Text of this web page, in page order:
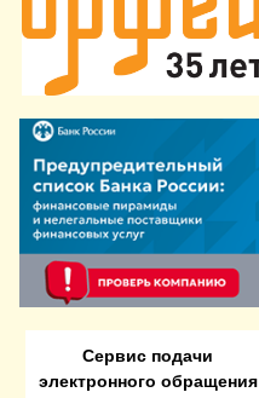
Сервис подачи
электронного обращения